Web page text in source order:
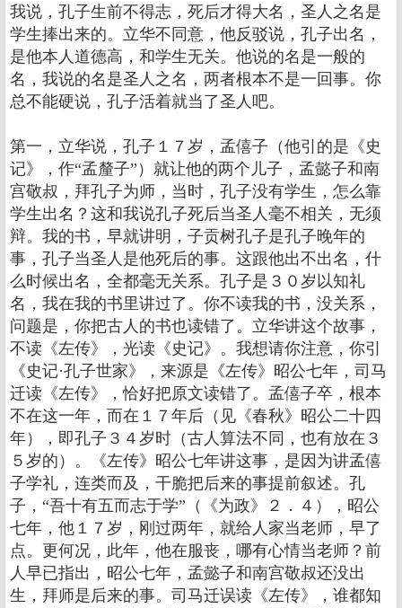
我说，孔子生前不得志，死后才得大名，圣人之名是
学生捧出来的。立华不同意，他反驳说，孔子出名，
是他本人道德高，和学生无关。他说的名是一般的
名，我说的名是圣人之名，两者根本不是一回事。你
总不能硬说，孔子活着就当了圣人吧。
第一，立华说，孔子１７岁，孟僖子（他引的是《史
记》，作“孟釐子”）就让他的两个儿子，孟懿子和南
宫敬叔，拜孔子为师，当时，孔子没有学生，怎么靠
学生出名？这和我说孔子死后当圣人毫不相关，无须
辩。我的书，早就讲明，子贡树孔子是孔子晚年的
事，孔子当圣人是他死后的事。这跟他出不出名，什
么时候出名，全都毫无关系。孔子是３０岁以知礼
名，我在我的书里讲过了。你不读我的书，没关系，
问题是，你把古人的书也读错了。立华讲这个故事，
不读《左传》，光读《史记》。我想请你注意，你引
《史记·孔子世家》，来源是《左传》昭公七年，司马
迁读《左传》，恰好把原文读错了。孟僖子卒，根本
不在这一年，而在１７年后（见《春秋》昭公二十四
年），即孔子３４岁时（古人算法不同，也有放在３
５岁的）。《左传》昭公七年讲这事，是因为讲孟僖
子学礼，连类而及，干脆把后来的事提前叙述。孔
子，“吾十有五而志于学”（《为政》２．４），昭公
七年，他１７岁，刚过两年，就给人家当老师，早了
点。更何况，此年，他在服丧，哪有心情当老师？前
人早已指出，昭公七年，孟懿子和南宫敬叔还没出
生，拜师是后来的事。司马迁误读《左传》，谁都知